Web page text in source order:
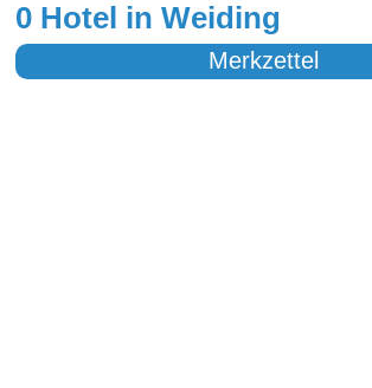
0 Hotel in Weiding
Merkzettel